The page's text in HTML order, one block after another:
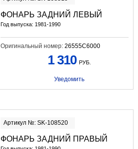
ФОНАРЬ ЗАДНИЙ ЛЕВЫЙ
Год выпуска: 1981-1990
Оригинальный номер: 26555C6000
1 310 РУБ.
Уведомить
Артикул №: SK-108520
ФОНАРЬ ЗАДНИЙ ПРАВЫЙ